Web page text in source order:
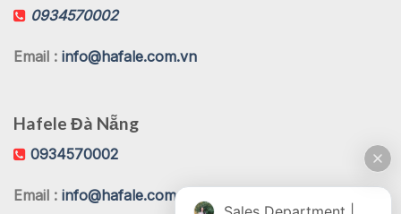
0934570002
Email : info@hafale.com.vn
Hafele Đà Nẵng
0934570002
Email : info@hafale.com.vn